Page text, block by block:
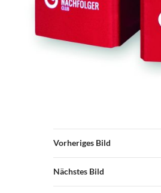
Vorheriges Bild
Nächstes Bild